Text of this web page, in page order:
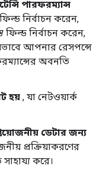
পারফরম্যান্স
নির্বাচন করেন,
নির্বাচন করেন,
আপনার রেসপন্সে
অবনতি
হয় , যা নেটওয়ার্ক
ডেটার জন্য
প্রক্রিয়াকরণের
করে।